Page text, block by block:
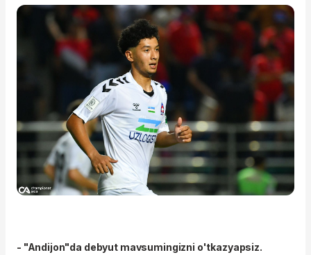
- "Andijon"da debyut mavsumingizni o'tkazyapsiz.